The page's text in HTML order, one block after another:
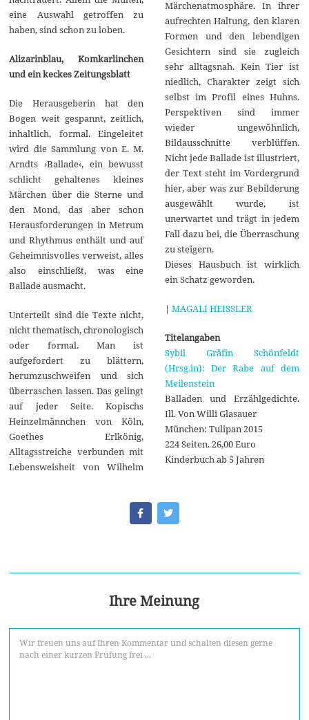
eine Auswahl getroffen zu
haben, sind schon zu loben.
Alizarinblau, Komkarlinchen
und ein keckes Zeitungsblatt
Die Herausgeberin hat den
Bogen weit gespannt, zeitlich,
inhaltlich, formal. Eingeleitet
wird die Sammlung von E. M.
Arndts ›Ballade‹, ein bewusst
schlicht gehaltenes kleines
Märchen über die Sterne und
den Mond, das aber schon
Herausforderungen in Metrum
und Rhythmus enthält und auf
Geheimnisvolles verweist, alles
also einschließt, was eine
Ballade ausmacht.
Unterteilt sind die Texte nicht,
nicht thematisch, chronologisch
oder formal. Man ist
aufgefordert zu blättern,
herumzuschweifen und sich
überraschen lassen. Das gelingt
auf jeder Seite. Kopischs
Heinzelmännchen von Köln,
Goethes Erlkönig,
Alltagsstreiche verbunden mit
Lebensweisheit von Wilhelm
Märchenatmosphäre. In ihrer
aufrechten Haltung, den klaren
Formen und den lebendigen
Gesichtern sind sie zugleich
sehr alltagsnah. Kein Tier ist
niedlich, Charakter zeigt sich
selbst im Profil eines Huhns.
Perspektiven sind immer
wieder ungewöhnlich,
Bildausschnitte verblüffen.
Nicht jede Ballade ist illustriert,
der Text steht im Vordergrund
hier, aber was zur Bebilderung
ausgewählt wurde, ist
unerwartet und trägt in jedem
Fall dazu bei, die Überraschung
zu steigern.
Dieses Hausbuch ist wirklich
ein Schatz geworden.
| MAGALI HEISSLER
Titelangaben
Sybil Gräfin Schönfeldt
(Hrsg.in): Der Rabe auf dem
Meilenstein
Balladen und Erzählgedichte.
Ill. Von Willi Glasauer
München: Tulipan 2015
224 Seiten. 26,00 Euro
Kinderbuch ab 5 Jahren
Ihre Meinung